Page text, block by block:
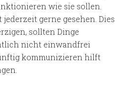
wie sie sollen.
gerne gesehen. Dies
sollten Dinge
nicht einwandfrei
kommunizieren hilft